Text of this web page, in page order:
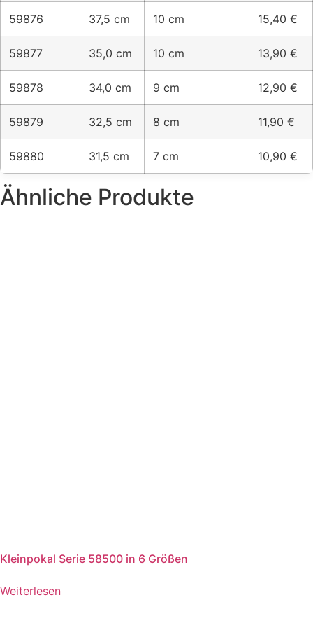
59876 37,5 cm 10 cm 15,40 €
59877 35,0 cm 10 cm 13,90 €
59878 34,0 cm 9 cm 12,90 €
59879 32,5 cm 8 cm 11,90 €
59880 31,5 cm 7 cm 10,90 €
Ähnliche Produkte
Kleinpokal Serie 58500 in 6 Größen
Weiterlesen